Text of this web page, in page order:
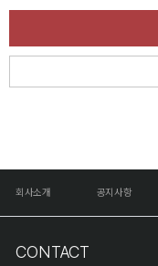
회사소개 공지사항
CONTACT